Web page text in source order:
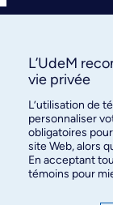
La clinique
Services
FAQ
Nous
L’UdeM
vie privée
L’utilisation de
personnaliser
obligatoires
site Web, alors
En acceptant
témoins pour